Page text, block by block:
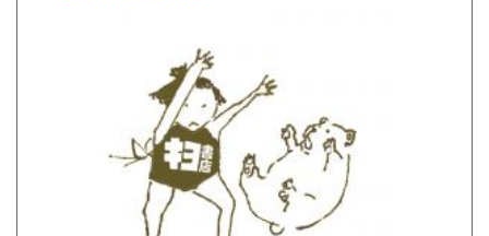
600円
600円 大分県
600円 鹿児島県
600円